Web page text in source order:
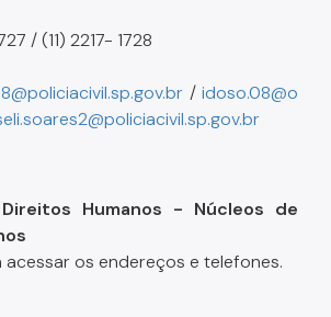
/ (11) 2217- 1728
/idoso.08@o
Humanos - Núcleos de
acessar os endereços e telefones.